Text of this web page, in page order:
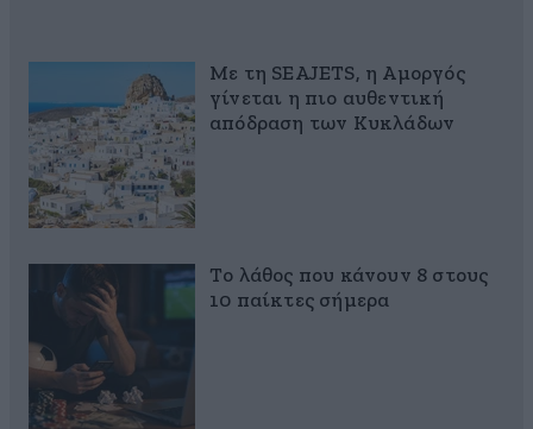
Με τη SEAJETS, η Αμοργός
γίνεται η πιο αυθεντική
απόδραση των Κυκλάδων
Το λάθος που κάνουν 8 στους
10 παίκτες σήμερα